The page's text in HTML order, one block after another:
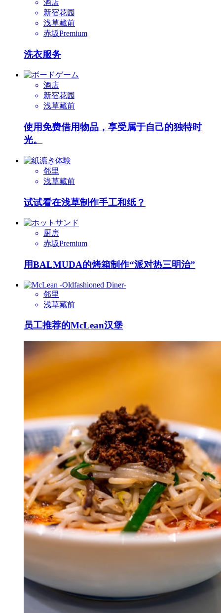
酒店
新宿花园
浅草藏前
赤坂Premium
洗衣服务
酒店
新宿花园
浅草藏前
使用免费借用物品，享受属于自己的独特时
光。
邻里
浅草藏前
试试看在浅草制作手工和纸？
厨房
赤坂Premium
用BALMUDA的烤箱制作“派对热三明治”
邻里
浅草藏前
员工推荐的McLean汉堡